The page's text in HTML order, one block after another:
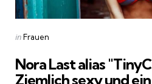
Posted
inFrauen
Nora Last alias
Ziemlich sexy und